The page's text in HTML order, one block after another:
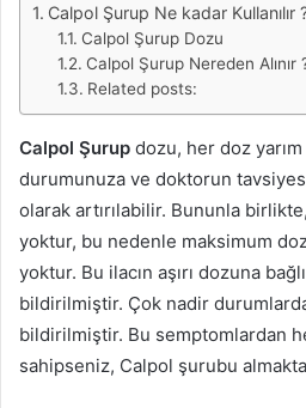
Calpol Şurup Ne kadar Kullanılır
Calpol Şurup Dozu
Calpol Şurup Nereden Alınır
Related posts:
Calpol Şurup dozu, her doz yarım
durumunuza ve doktorun
olarak artırılabilir. Bununla
yoktur, bu nedenle maksimum
yoktur. Bu ilacın aşırı dozuna
bildirilmiştir. Çok nadir
bildirilmiştir. Bu semptomlardan
sahipseniz, Calpol şurubu